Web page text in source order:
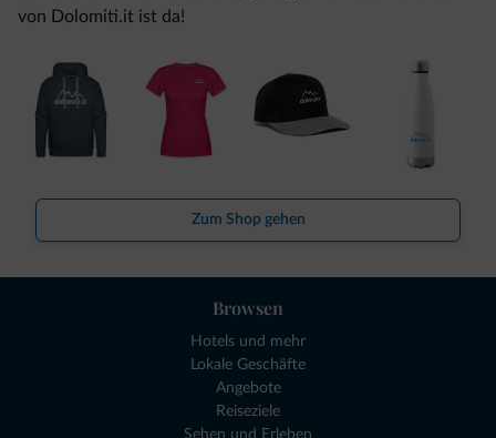
von Dolomiti.it ist da!
Zum Shop gehen
Browsen
Hotels und mehr
Lokale Geschäfte
Angebote
Reiseziele
Sehen und Erleben